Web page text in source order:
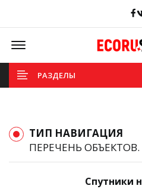
Offcanvas Menu Open
РАЗДЕЛЫ
ТИП НАВИГАЦИЯ
ПЕРЕЧЕНЬ
Спутники